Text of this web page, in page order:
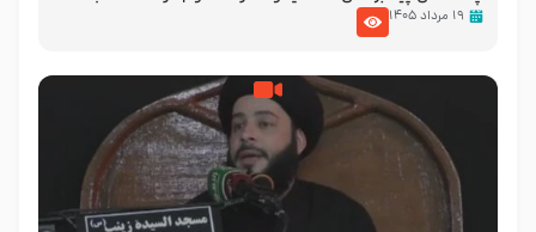
الاسلام شیخ حسین یوسفی
۱۹ مرداد ۱۴۰۵